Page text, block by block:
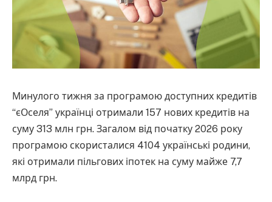
Минулого тижня за програмою доступних кредитів
“єОселя” українці отримали 157 нових кредитів на
суму 313 млн грн. Загалом від початку 2026 року
програмою скористалися 4104 українські родини,
які отримали пільгових іпотек на суму майже 7,7
млрд грн.